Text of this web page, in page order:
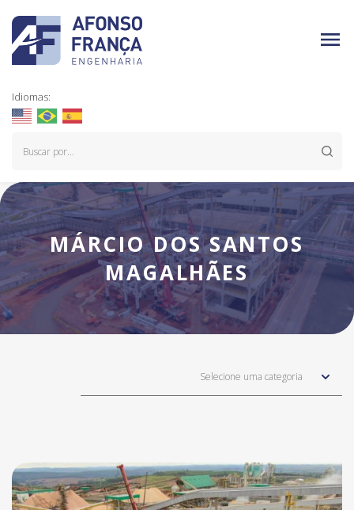
Idiomas:
MÁRCIO DOS SANTOS
MAGALHÃES
Selecione uma categoria